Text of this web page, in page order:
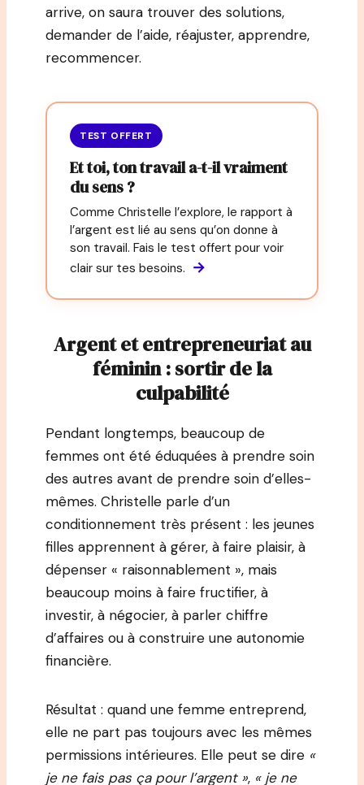
arrive, on saura trouver des solutions,
demander de l’aide, réajuster, apprendre,
recommencer.
TEST OFFERT
Et toi, ton travail a-t-il vraiment
du sens ?
Comme Christelle l’explore, le rapport à
l’argent est lié au sens qu’on donne à
son travail. Fais le test offert pour voir
clair sur tes besoins. →
Argent et entrepreneuriat au
féminin : sortir de la
culpabilité
Pendant longtemps, beaucoup de
femmes ont été éduquées à prendre soin
des autres avant de prendre soin d’elles-
mêmes. Christelle parle d’un
conditionnement très présent : les jeunes
filles apprennent à gérer, à faire plaisir, à
dépenser « raisonnablement », mais
beaucoup moins à faire fructifier, à
investir, à négocier, à parler chiffre
d’affaires ou à construire une autonomie
financière.
Résultat : quand une femme entreprend,
elle ne part pas toujours avec les mêmes
permissions intérieures. Elle peut se dire «
je ne fais pas ça pour l’argent », « je ne